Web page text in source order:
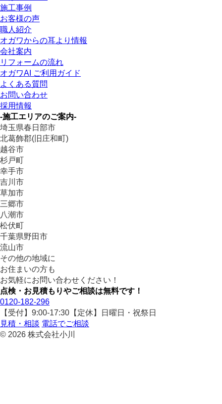
施工事例
お客様の声
職人紹介
オガワからの耳より情報
会社案内
リフォームの流れ
オガワAI ご利用ガイド
よくある質問
お問い合わせ
採用情報
-施工エリアのご案内-
埼玉県春日部市
北葛飾郡(旧庄和町)
越谷市
杉戸町
幸手市
吉川市
草加市
三郷市
八潮市
松伏町
千葉県野田市
流山市
その他の地域に
お住まいの方も
お気軽にお問い合わせください！
点検・お見積もりやご相談は無料です！
0120-182-296
【受付】9:00-17:30【定休】日曜日・祝祭日
見積・相談 電話でご相談
© 2026 株式会社小川